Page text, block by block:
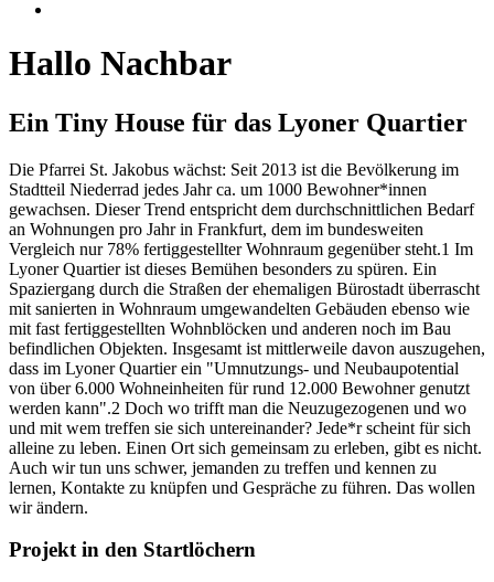
Hallo Nachbar
Ein Tiny House für das Lyoner Quartier
Die Pfarrei St. Jakobus wächst: Seit 2013 ist die Bevölkerung im
Stadtteil Niederrad jedes Jahr ca. um 1000 Bewohner*innen
gewachsen. Dieser Trend entspricht dem durchschnittlichen Bedarf
an Wohnungen pro Jahr in Frankfurt, dem im bundesweiten
Vergleich nur 78% fertiggestellter Wohnraum gegenüber steht.1 Im
Lyoner Quartier ist dieses Bemühen besonders zu spüren. Ein
Spaziergang durch die Straßen der ehemaligen Bürostadt überrascht
mit sanierten in Wohnraum umgewandelten Gebäuden ebenso wie
mit fast fertiggestellten Wohnblöcken und anderen noch im Bau
befindlichen Objekten. Insgesamt ist mittlerweile davon auszugehen,
dass im Lyoner Quartier ein "Umnutzungs- und Neubaupotential
von über 6.000 Wohneinheiten für rund 12.000 Bewohner genutzt
werden kann".2 Doch wo trifft man die Neuzugezogenen und wo
und mit wem treffen sie sich untereinander? Jede*r scheint für sich
alleine zu leben. Einen Ort sich gemeinsam zu erleben, gibt es nicht.
Auch wir tun uns schwer, jemanden zu treffen und kennen zu
lernen, Kontakte zu knüpfen und Gespräche zu führen. Das wollen
wir ändern.
Projekt in den Startlöchern